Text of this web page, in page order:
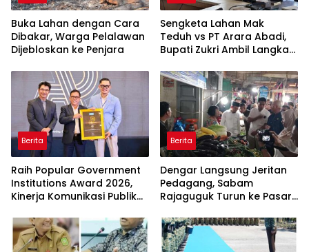
Buka Lahan dengan Cara
Dibakar, Warga Pelalawan
Dijebloskan ke Penjara
Sengketa Lahan Mak
Teduh vs PT Arara Abadi,
Bupati Zukri Ambil Langkah
Berita
Raih Popular Government
Institutions Award 2026,
Kinerja Komunikasi Publik
Kembali Diakui
Berita
Dengar Langsung Jeritan
Pedagang, Sabam
Rajaguguk Turun ke Pasar